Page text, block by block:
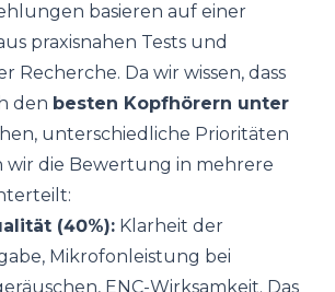
basieren auf einer
praxisnahen Tests und
Recherche. Da wir wissen, dass
den besten Kopfhörern unter
unterschiedliche Prioritäten
wir die Bewertung in mehrere
(40%): Klarheit der
Mikrofonleistung bei
ENC-Wirksamkeit. Das